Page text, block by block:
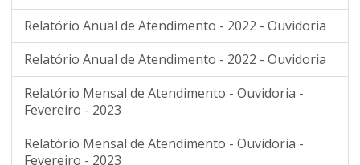
Relatório Anual de Atendimento - 2022 - Ouvidoria
Relatório Anual de Atendimento - 2022 - Ouvidoria
Relatório Mensal de Atendimento - Ouvidoria -
Fevereiro - 2023
Relatório Mensal de Atendimento - Ouvidoria -
Fevereiro - 2023